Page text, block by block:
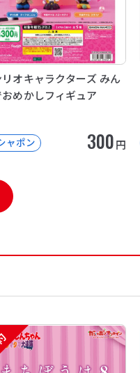
リオキャラクターズ みん
めかしフィギュア
ャポン 300円